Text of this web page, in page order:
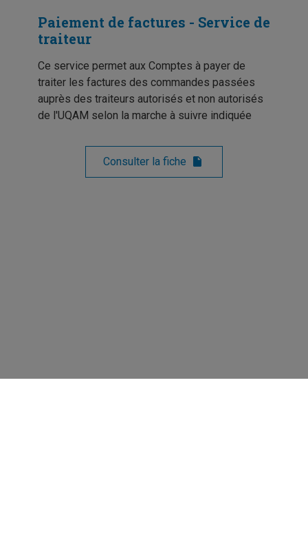
Paiement de factures - Service de
traiteur
Ce service permet aux Comptes à payer de
traiter les factures des commandes passées
auprès des traiteurs autorisés et non autorisés
de l'UQAM selon la marche à suivre indiquée
Consulter la fiche